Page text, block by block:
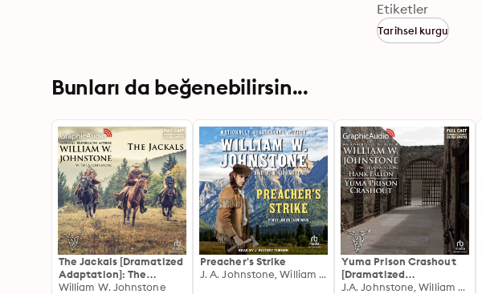
Etiketler
Tarihsel kurgu
Bunları da beğenebilirsin...
The Jackals [Dramatized
Adaptation]: The
Jackals 1
William W. Johnstone
Preacher's Strike
J. A. Johnstone, William W. Johnstone
Yuma Prison Crashout
[Dramatized
Adaptation]: Hank
J.A. Johnstone, William W. Johnstone